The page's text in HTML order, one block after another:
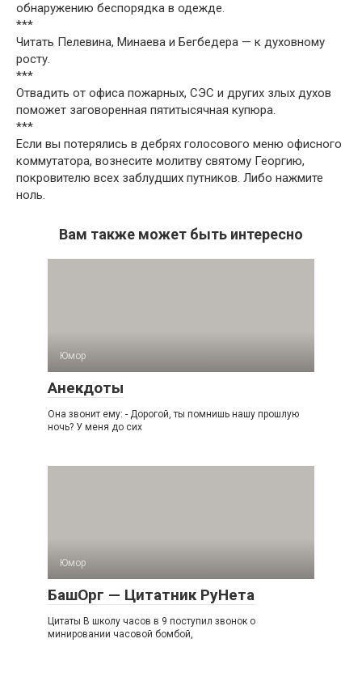
обнаружению беспорядка в одежде.
***
Читать Пелевина, Минаева и Бегбедера — к духовному
росту.
***
Отвадить от офиса пожарных, СЭС и других злых духов
поможет заговоренная пятитысячная купюра.
***
Если вы потерялись в дебрях голосового меню офисного
коммутатора, вознесите молитву святому Георгию,
покровителю всех заблудших путников. Либо нажмите
ноль.
Вам также может быть интересно
Юмор
Анекдоты
Она звонит ему: - Дорогой, ты помнишь нашу прошлую
ночь? У меня до сих
Юмор
БашОрг — Цитатник РуНета
Цитаты В школу часов в 9 поступил звонок о
минировании часовой бомбой,